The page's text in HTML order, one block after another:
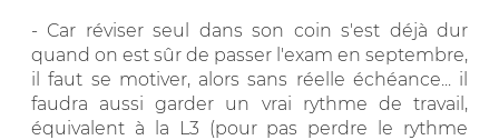
- Car réviser seul dans son coin s'est déjà dur
quand on est sûr de passer l'exam en septembre,
il faut se motiver, alors sans réelle échéance... il
faudra aussi garder un vrai rythme de travail,
équivalent à la L3 (pour pas perdre le rythme